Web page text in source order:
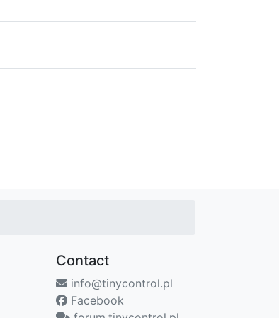
Contact
info@tinycontrol.pl
Facebook